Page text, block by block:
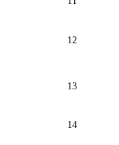
12
13
14